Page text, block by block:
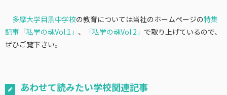
多摩大学目黒中学校の教育については当社のホームページの特集
記事「私学の魂Vol.1」 、 「私学の魂Vol.2」 で取り上げているので、
ぜひご覧下さい。
あわせて読みたい学校関連記事